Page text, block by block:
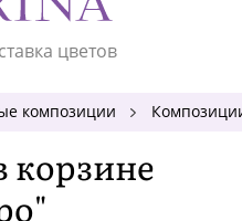
цветов
композиции
корзине